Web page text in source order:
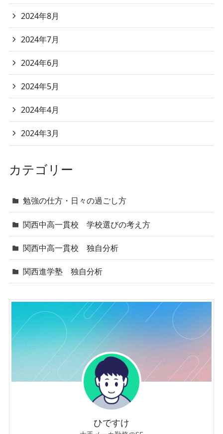
2024年8月
2024年7月
2024年6月
2024年5月
2024年4月
2024年3月
カテゴリー
勉強の仕方・日々の過ごし方
関西中高一貫校 学校選びの考え方
関西中高一貫校 独自分析
関西進学塾 独自分析
ひですけ